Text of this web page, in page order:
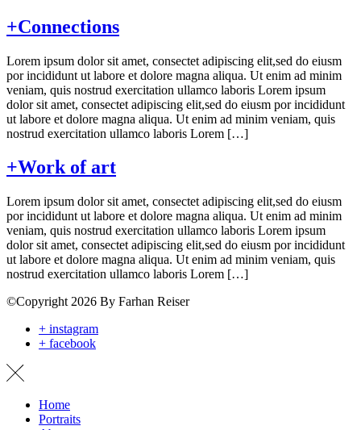
+Connections
Lorem ipsum dolor sit amet, consectet adipiscing elit,sed do eiusm
por incididunt ut labore et dolore magna aliqua. Ut enim ad minim
veniam, quis nostrud exercitation ullamco laboris Lorem ipsum
dolor sit amet, consectet adipiscing elit,sed do eiusm por incididunt
ut labore et dolore magna aliqua. Ut enim ad minim veniam, quis
nostrud exercitation ullamco laboris Lorem […]
+Work of art
Lorem ipsum dolor sit amet, consectet adipiscing elit,sed do eiusm
por incididunt ut labore et dolore magna aliqua. Ut enim ad minim
veniam, quis nostrud exercitation ullamco laboris Lorem ipsum
dolor sit amet, consectet adipiscing elit,sed do eiusm por incididunt
ut labore et dolore magna aliqua. Ut enim ad minim veniam, quis
nostrud exercitation ullamco laboris Lorem […]
©Copyright 2026 By Farhan Reiser
+ instagram
+ facebook
Home
Portraits